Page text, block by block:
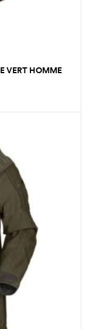
VERT HOMME